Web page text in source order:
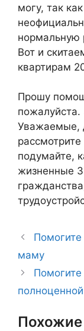
могу, так
нормальную
Вот и
квартирам
Прошу
Уважаемые,
подумайте,
жизненные
маму
Помогите
Похожие